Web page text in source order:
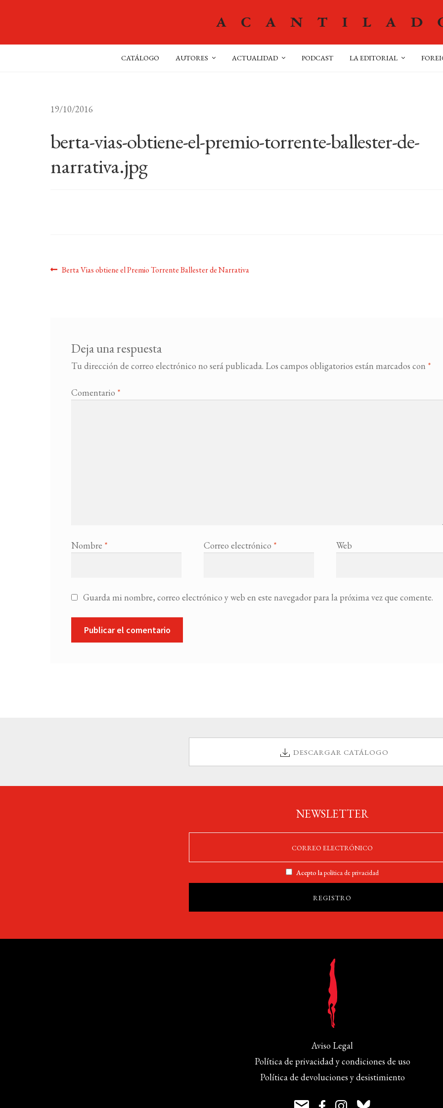
CATÁLOGO AUTORES ACTUALIDAD PODCAST LA EDITORIAL
19/10/2016
berta-vias-obtiene-el-premio-torrente-ballester-de-
narrativa.jpg
Navegación
Anterior:
Berta Vias obtiene el Premio Torrente Ballester de Narrativa
Deja una respuesta
Tu dirección de correo electrónico no será publicada. Los campos obligatorios están marcados con *
Comentario *
Nombre * Correo electrónico * Web
Guarda mi nombre, correo electrónico y web en este navegador para la próxima vez que comente.
DESCARGAR CATÁLOGO
NEWSLETTER
Acepto lapolítica de privacidad
Aviso Legal
Política de privacidad y condiciones de uso
Política de devoluciones y desistimiento